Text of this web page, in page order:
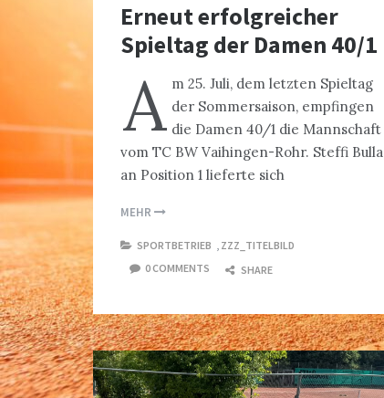
Erneut erfolgreicher
Spieltag der Damen 40/1
A m 25. Juli, dem letzten Spieltag
der Sommersaison, empfingen
die Damen 40/1 die Mannschaft
vom TC BW Vaihingen-Rohr. Steffi Bulla
an Position 1 lieferte sich
MEHR
SPORTBETRIEB , ZZZ_TITELBILD
0 COMMENTS
SHARE